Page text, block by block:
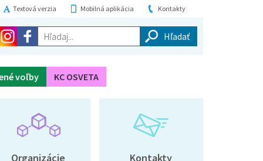
Kontakty
Mobilná aplikácia
Textová verzia
Hľadaj...
voľby KC OSVETA
Organizácie Kontakty